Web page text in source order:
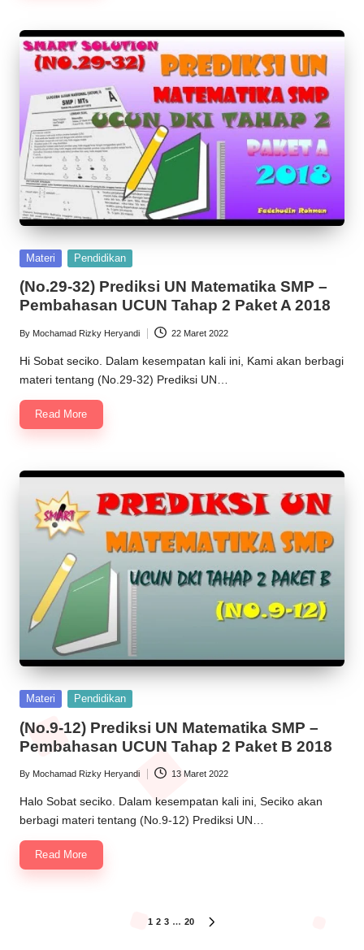
Posted
Materi Pendidikan
(No.29-32) Prediksi UN Matematika SMP –
Pembahasan UCUN Tahap 2 Paket A 2018
Posted
by
By Mochamad Rizky Heryandi 22 Maret 2022
Hi Sobat seciko. Dalam kesempatan kali ini, Kami akan berbagi
materi tentang (No.29-32) Prediksi UN…
Read More
Posted
Materi Pendidikan
(No.9-12) Prediksi UN Matematika SMP –
Pembahasan UCUN Tahap 2 Paket B 2018
Posted
by
By Mochamad Rizky Heryandi 13 Maret 2022
Halo Sobat seciko. Dalam kesempatan kali ini, Seciko akan
berbagi materi tentang (No.9-12) Prediksi UN…
Read More
1 2 3 … 20